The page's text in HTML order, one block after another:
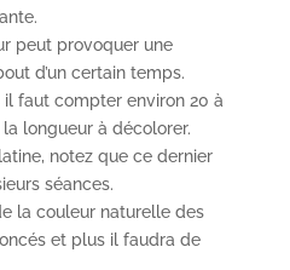
peut provoquer une
d’un certain temps.
il faut compter environ 20 à
longueur à décolorer.
notez que ce dernier
séances.
la couleur naturelle des
et plus il faudra de